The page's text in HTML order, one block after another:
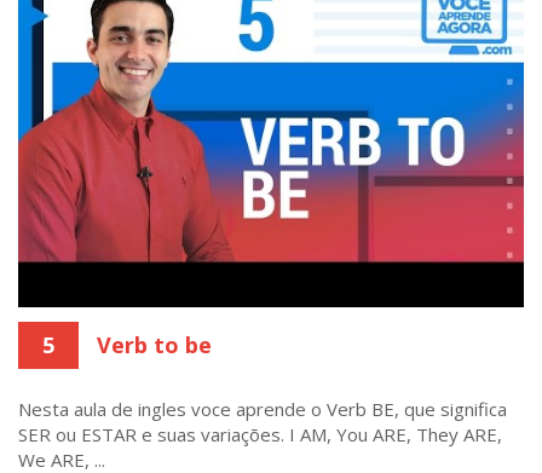
5 Verb to be
Nesta aula de ingles voce aprende o Verb BE, que significa
SER ou ESTAR e suas variações. I AM, You ARE, They ARE,
We ARE, ...